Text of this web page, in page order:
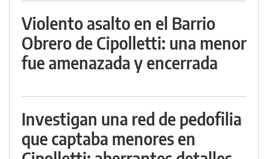
Violento asalto en el Barrio
Obrero de Cipolletti: una menor
fue amenazada y encerrada
Investigan una red de pedofilia
que captaba menores en